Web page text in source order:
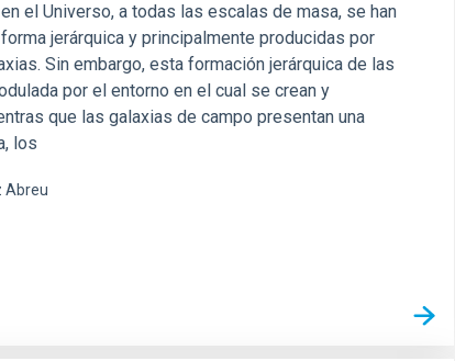
el Universo, a todas las escalas de masa, se han
jerárquica y principalmente producidas por
Sin embargo, esta formación jerárquica de las
por el entorno en el cual se crean y
que las galaxias de campo presentan una
los
Abreu